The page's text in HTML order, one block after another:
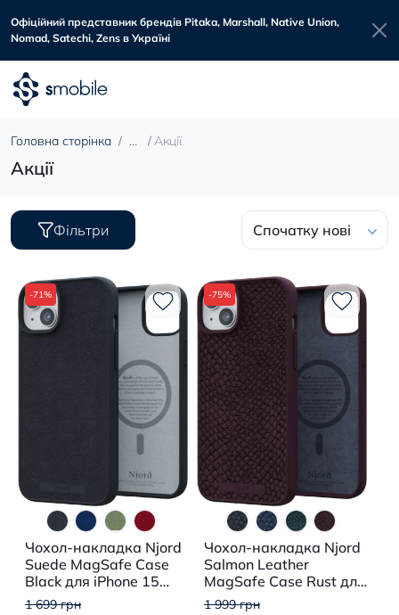
Офіційний представник брендів Pitaka, Marshall, Native Union,
Nomad, Satechi, Zens в Україні
Головна сторінка Акції
Акції
Фільтри Спочатку нові
-71%
Чохол-накладка Njord
Suede MagSafe Case
Black для iPhone 15
Plus
1 699 грн
-75%
Чохол-накладка Njord
Salmon Leather
MagSafe Case Rust для
iPhone 15 Plus
1 999 грн